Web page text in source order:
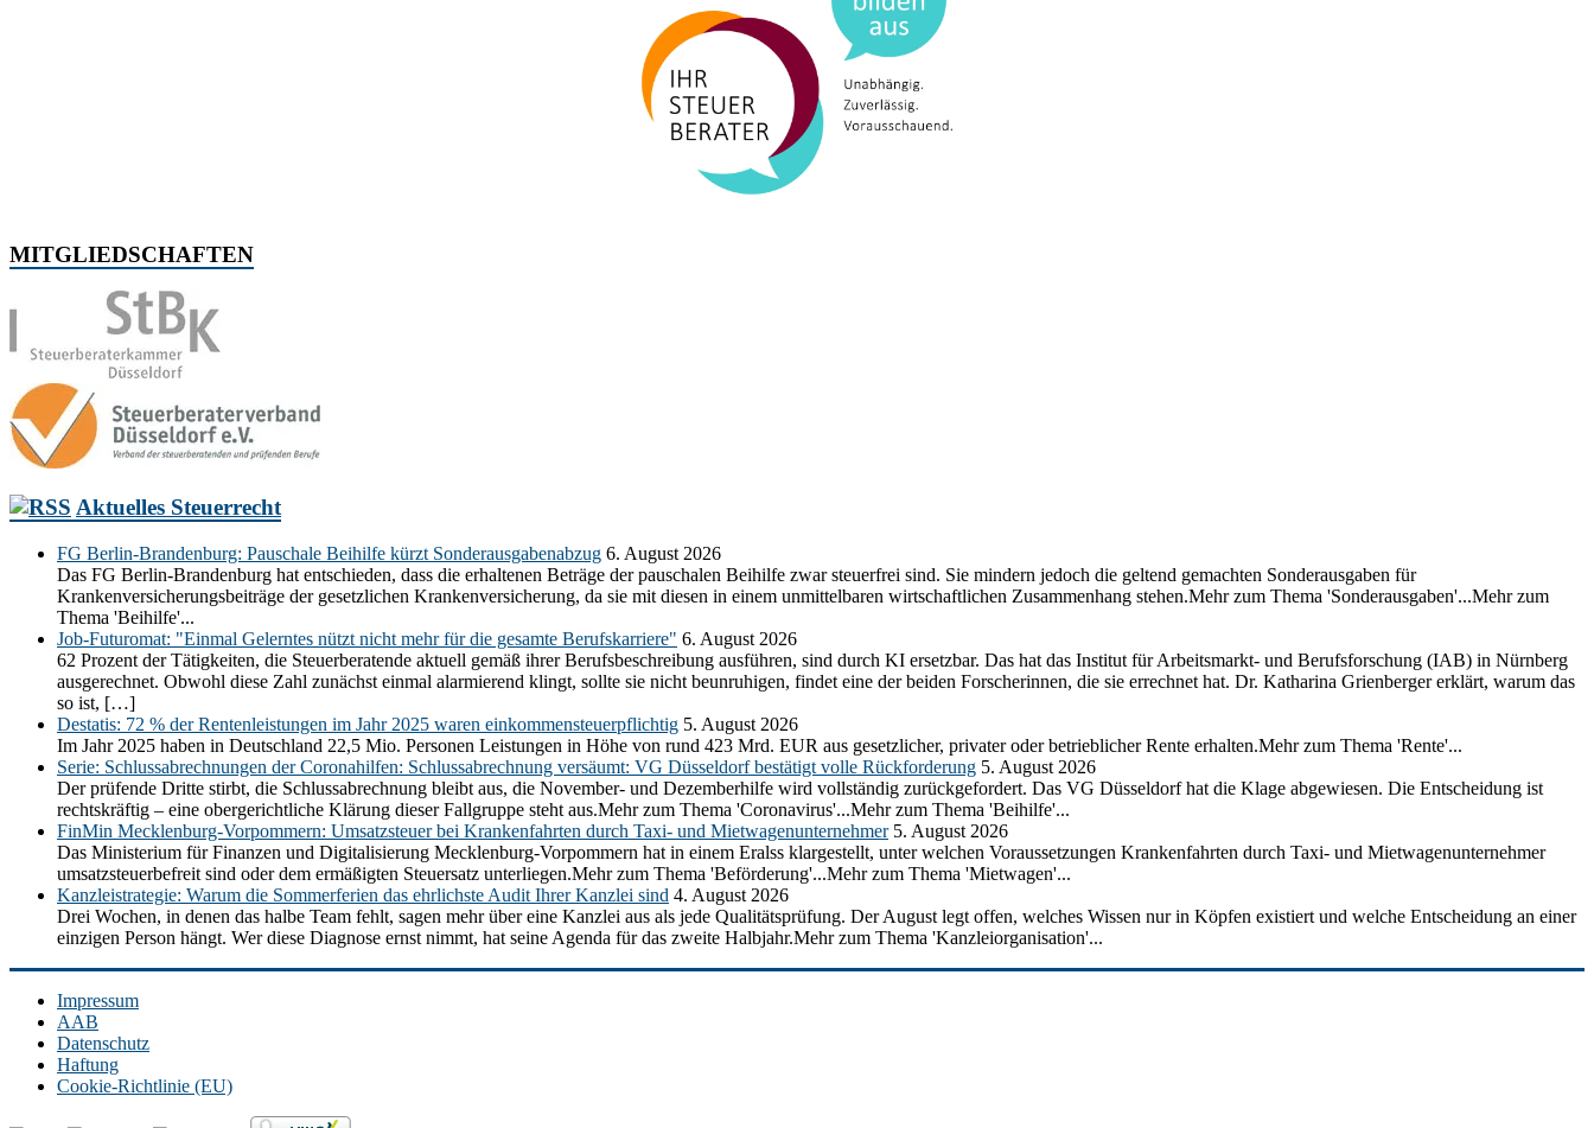
MITGLIEDSCHAFTEN
Aktuelles Steuerrecht
FG Berlin-Brandenburg: Pauschale Beihilfe kürzt Sonderausgabenabzug 6. August 2026
Das FG Berlin-Brandenburg hat entschieden, dass die erhaltenen Beträge der pauschalen Beihilfe zwar steuerfrei sind. Sie mindern jedoch die geltend gemachten Sonderausgaben für
Krankenversicherungsbeiträge der gesetzlichen Krankenversicherung, da sie mit diesen in einem unmittelbaren wirtschaftlichen Zusammenhang stehen.Mehr zum Thema 'Sonderausgaben'...Mehr zum
Thema 'Beihilfe'...
Job-Futuromat: "Einmal Gelerntes nützt nicht mehr für die gesamte Berufskarriere" 6. August 2026
62 Prozent der Tätigkeiten, die Steuerberatende aktuell gemäß ihrer Berufsbeschreibung ausführen, sind durch KI ersetzbar. Das hat das Institut für Arbeitsmarkt- und Berufsforschung (IAB) in Nürnberg
ausgerechnet. Obwohl diese Zahl zunächst einmal alarmierend klingt, sollte sie nicht beunruhigen, findet eine der beiden Forscherinnen, die sie errechnet hat. Dr. Katharina Grienberger erklärt, warum das
so ist, […]
Destatis: 72 % der Rentenleistungen im Jahr 2025 waren einkommensteuerpflichtig 5. August 2026
Im Jahr 2025 haben in Deutschland 22,5 Mio. Personen Leistungen in Höhe von rund 423 Mrd. EUR aus gesetzlicher, privater oder betrieblicher Rente erhalten.Mehr zum Thema 'Rente'...
Serie: Schlussabrechnungen der Coronahilfen: Schlussabrechnung versäumt: VG Düsseldorf bestätigt volle Rückforderung 5. August 2026
Der prüfende Dritte stirbt, die Schlussabrechnung bleibt aus, die November- und Dezemberhilfe wird vollständig zurückgefordert. Das VG Düsseldorf hat die Klage abgewiesen. Die Entscheidung ist
rechtskräftig – eine obergerichtliche Klärung dieser Fallgruppe steht aus.Mehr zum Thema 'Coronavirus'...Mehr zum Thema 'Beihilfe'...
FinMin Mecklenburg-Vorpommern: Umsatzsteuer bei Krankenfahrten durch Taxi- und Mietwagenunternehmer 5. August 2026
Das Ministerium für Finanzen und Digitalisierung Mecklenburg-Vorpommern hat in einem Eralss klargestellt, unter welchen Voraussetzungen Krankenfahrten durch Taxi- und Mietwagenunternehmer
umsatzsteuerbefreit sind oder dem ermäßigten Steuersatz unterliegen.Mehr zum Thema 'Beförderung'...Mehr zum Thema 'Mietwagen'...
Kanzleistrategie: Warum die Sommerferien das ehrlichste Audit Ihrer Kanzlei sind 4. August 2026
Drei Wochen, in denen das halbe Team fehlt, sagen mehr über eine Kanzlei aus als jede Qualitätsprüfung. Der August legt offen, welches Wissen nur in Köpfen existiert und welche Entscheidung an einer
einzigen Person hängt. Wer diese Diagnose ernst nimmt, hat seine Agenda für das zweite Halbjahr.Mehr zum Thema 'Kanzleiorganisation'...
Impressum
AAB
Datenschutz
Haftung
Cookie-Richtlinie (EU)